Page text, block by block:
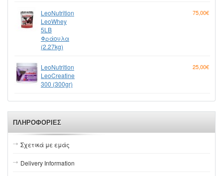
LeoNutrition
LeoWhey
5LB
Φράουλα
(2.27kg)
75,00€
LeoNutrition
LeoCreatine
300 (300gr)
25,00€
ΠΛΗΡΟΦΟΡΊΕΣ
Σχετικά με εμάς
Delivery Information